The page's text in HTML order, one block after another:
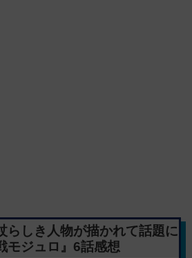
らしき人物が描かれて話題に
モジュロ』6話感想